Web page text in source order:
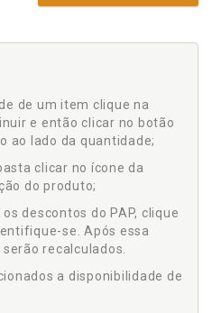
de um item clique na
e então clicar no botão
ao lado da quantidade;
clicar no ícone da
do produto;
descontos do PAP, clique
se. Após essa
recalculados.
a disponibilidade de